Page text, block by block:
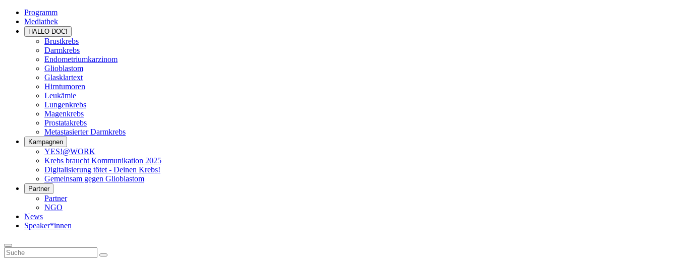
Programm
Mediathek
HALLO DOC!
Brustkrebs
Darmkrebs
Endometriumkarzinom
Glioblastom
Glasklartext
Hirntumoren
Leukämie
Lungenkrebs
Magenkrebs
Prostatakrebs
Metastasierter Darmkrebs
Kampagnen
YES!@WORK
Krebs braucht Kommunikation 2025
Digitalisierung tötet - Deinen Krebs!
Gemeinsam gegen Glioblastom
Partner
Partner
NGO
News
Speaker*innen